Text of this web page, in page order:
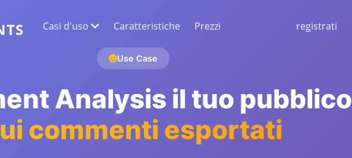
Casi d'uso
ESTRAZIONE DATI WEB
commenti
SENTIMENT ANALYSIS
Conduci analisi del sentiment sui commenti
Caratteristiche Prezzi registrati
Use Case
Analysis il tuo pubblico
commenti esportati